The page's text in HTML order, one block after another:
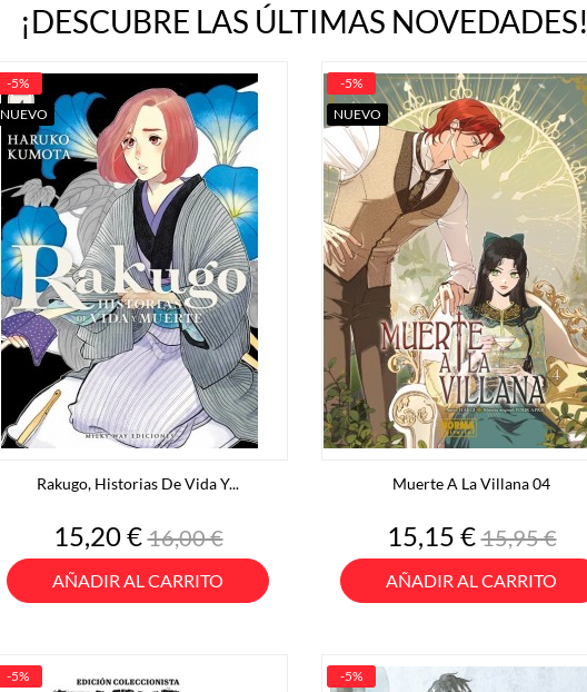
¡DESCUBRE LAS ÚLTIMAS NOVEDADES!
Rakugo, Historias De Vida Y...
Precio
15,20 €Precio
base
16,00 €
AÑADIR AL CARRITO
-5%
NUEVO
Muerte A La Villana 04
Precio
15,15 €Precio
base
15,95 €
AÑADIR AL CARRITO
-5%
NUEVO
-5%
-5%